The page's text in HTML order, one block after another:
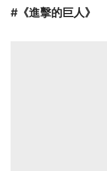
#《進擊的巨人》